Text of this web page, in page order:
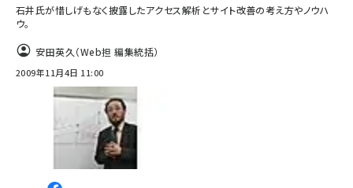
石井氏が惜しげもなく披露したアクセス解析とサイト改善の考え方やノウハ
ウ。
安田英久（Web担 編集統括）
2009年11月4日 11:00